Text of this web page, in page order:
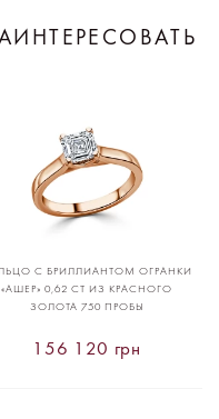
С БРИЛЛИАНТОМ ОГРАНКИ
«АШЕР» 0,62 CT ИЗ КРАСНОГО
ЗОЛОТА 750 ПРОБЫ
156 120 грн